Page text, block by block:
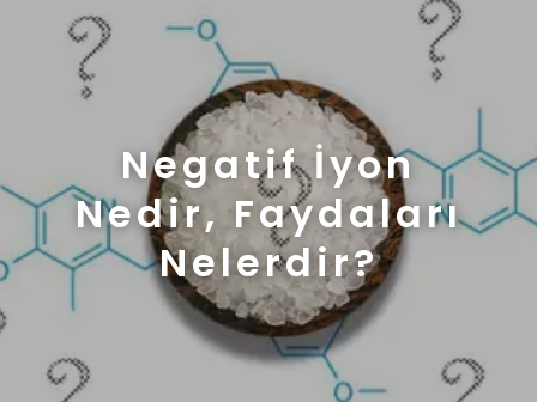
Negatif İyon
Nedir, Faydaları
Nelerdir?